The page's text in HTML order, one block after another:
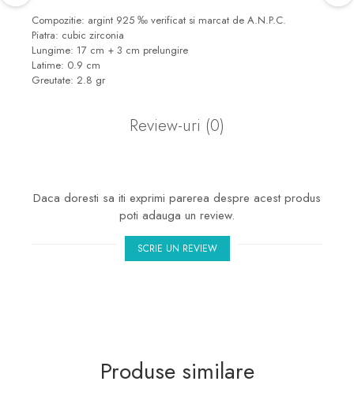
marime reglabila
marimea 49
marimea 50
marimea 51
marimea 56
Compozitie: argint 925 ‰ verificat si marcat de A.N.P.C.
Piatra: cubic zirconia
Lungime: 17 cm + 3 cm prelungire
Latime: 0.9 cm
Greutate: 2.8 gr
Review-uri (0)
Daca doresti sa iti exprimi parerea despre acest produs
poti adauga un review.
SCRIE UN REVIEW
Produse similare